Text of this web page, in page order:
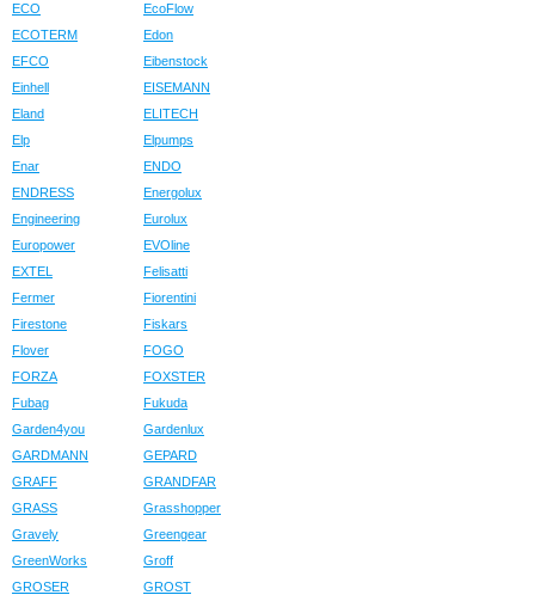
ECO
EcoFlow
ECOTERM
Edon
EFCO
Eibenstock
Einhell
EISEMANN
Eland
ELITECH
Elp
Elpumps
Enar
ENDO
ENDRESS
Energolux
Engineering
Eurolux
Europower
EVOline
EXTEL
Felisatti
Fermer
Fiorentini
Firestone
Fiskars
Flover
FOGO
FORZA
FOXSTER
Fubag
Fukuda
Garden4you
Gardenlux
GARDMANN
GEPARD
GRAFF
GRANDFAR
GRASS
Grasshopper
Gravely
Greengear
GreenWorks
Groff
GROSER
GROST